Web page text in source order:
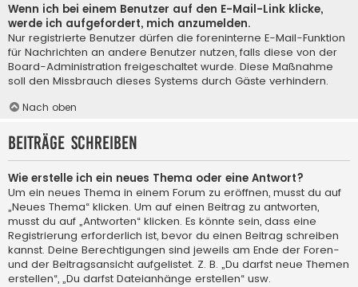
Wenn ich bei einem Benutzer auf den E-Mail-Link klicke,
werde ich aufgefordert, mich anzumelden.
Nur registrierte Benutzer dürfen die foreninterne E-Mail-Funktion
für Nachrichten an andere Benutzer nutzen, falls diese von der
Board-Administration freigeschaltet wurde. Diese Maßnahme
soll den Missbrauch dieses Systems durch Gäste verhindern.
Nach oben
Beiträge schreiben
Wie erstelle ich ein neues Thema oder eine Antwort?
Um ein neues Thema in einem Forum zu eröffnen, musst du auf
„Neues Thema“ klicken. Um auf einen Beitrag zu antworten,
musst du auf „Antworten“ klicken. Es könnte sein, dass eine
Registrierung erforderlich ist, bevor du einen Beitrag schreiben
kannst. Deine Berechtigungen sind jeweils am Ende der Foren-
und der Beitragsansicht aufgelistet. Z. B. „Du darfst neue Themen
erstellen“, „Du darfst Dateianhänge erstellen“ usw.